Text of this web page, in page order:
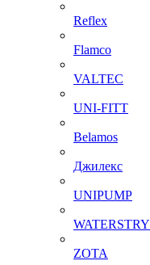
Reflex
Flamco
VALTEC
UNI-FITT
Belamos
Джилекс
UNIPUMP
WATERSTRY
ZOTA